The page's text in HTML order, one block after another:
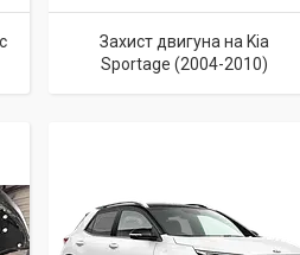
Захист двигуна на Kia
Sportage (2004-2010)